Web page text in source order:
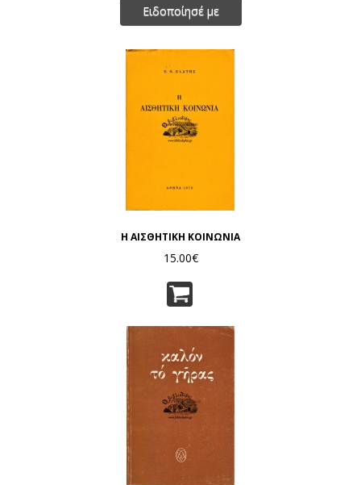
Ειδοποίησέ με
Η ΑΙΣΘΗΤΙΚΗ ΚΟΙΝΩΝΙΑ
15.00€